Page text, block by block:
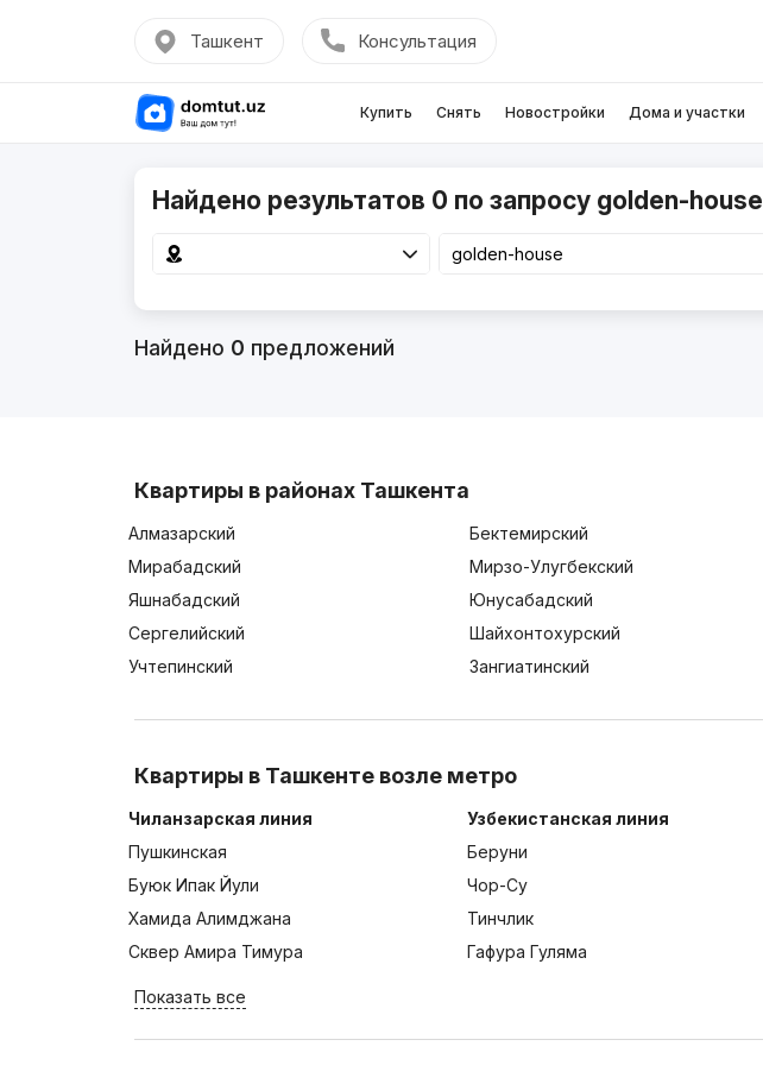
Ташкент Консультация
Купить Снять Новостройки Дома и участки
Найдено результатов 0 по запросу golden-house
Найдено 0 предложений
Квартиры в районах Ташкента
Алмазарский Бектемирский
Мирабадский
Мирзо-Улугбекский
Яшнабадский
Юнусабадский
Сергелийский
Шайхонтохурский
Учтепинский
Зангиатинский
Квартиры в Ташкенте возле метро
Чиланзарская линия
Пушкинская
Буюк Ипак Йули
Хамида Алимджана
Сквер Амира Тимура
Узбекистанская линия
Беруни
Чор-Су
Тинчлик
Гафура Гуляма
Показать все